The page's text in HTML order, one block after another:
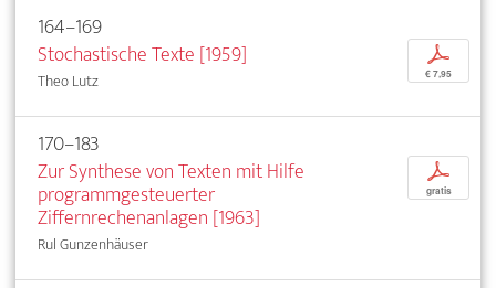
164–169
Stochastische Texte [1959]
Theo Lutz
p
€ 7,95
170–183
Zur Synthese von Texten mit Hilfe
programmgesteuerter
Ziffernrechenanlagen [1963]
Rul Gunzenhäuser
p
gratis